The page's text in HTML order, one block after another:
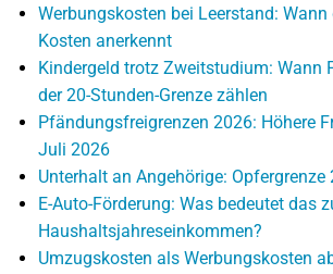
Werbungskosten bei Leerstand:
Kosten anerkennt
Kindergeld trotz Zweitstudium: Wann
der 20-Stunden-Grenze zählen
Pfändungsfreigrenzen 2026: Höhere
Juli 2026
Unterhalt an Angehörige: Opfergrenze
E-Auto-Förderung: Was bedeutet das
Haushaltsjahreseinkommen?
Umzugskosten als Werbungskosten